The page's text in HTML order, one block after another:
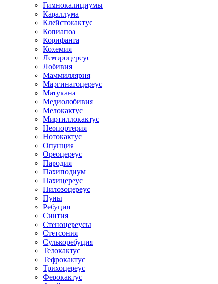
Гимнокалициумы
Караллума
Клейстокактус
Копиапоа
Корифанта
Кохемия
Лемэроцереус
Лобивия
Маммиллярия
Маргинатоцереус
Матукана
Медиолобивия
Мелокактус
Миртиллокактус
Неопортерия
Нотокактус
Опунция
Ореоцереус
Пародия
Пахиподиум
Пахицереус
Пилозоцереус
Пуны
Ребуция
Синтия
Стеноцереусы
Стетсония
Сулькоребуция
Телокактус
Тефрокактус
Трихоцереус
Ферокактус